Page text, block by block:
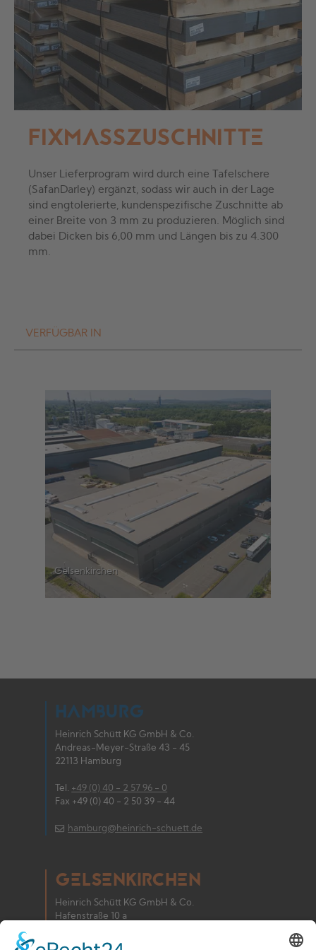
FIXMASSZUSCHNITTE
Unser Lieferprogram wird durch eine Tafelschere
(SafanDarley) ergänzt, sodass wir auch in der Lage
sind engtolerierte, kundenspezifische Zuschnitte ab
einer Breite von 3 mm zu produzieren. Möglich sind
dabei Dicken bis 6,00 mm und Längen bis zu 4.300
mm.
VERFÜGBAR IN
Gelsenkirchen
HAMBURG
Heinrich Schütt KG GmbH & Co.
Andreas-Meyer-Straße 43 - 45
22113 Hamburg
Tel. +49 (0) 40 - 2 57 96 - 0
Fax +49 (0) 40 - 2 50 39 - 44
hamburg@heinrich-schuett.de
GELSENKIRCHEN
Heinrich Schütt KG GmbH & Co.
Hafenstraße 10 a